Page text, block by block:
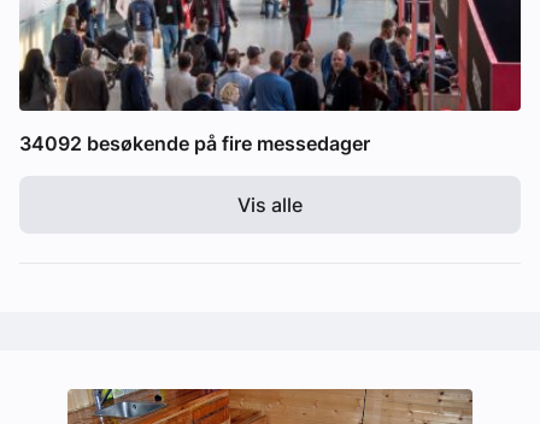
34092 besøkende på fire messedager
Vis alle